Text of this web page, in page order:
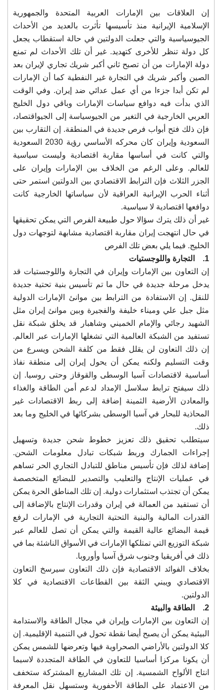
إن العلاقات بين الإمارات العربية المتحدة والجمهورية
الإسلامية الإيرانية منذ تأسيسها تأثرت بالعديد من الأحداث
الجيوسياسية والتي جعلت الدولتين في حالة استقطاب يجعل
كل دولة تنظر للأخرى كتهديد. غير أن تلك الأحداث لم تمنع
دولة الإمارات من أن تصبح ثاني أكبر شريك تجاري لإيران بعد
الصين وأكبر شريك في التجارة غير النفطية كما أن الإمارات
لم تكن أبدا جزءا من أي عمل عدائي ضد إيران. وفي الوقت
الذي بدأت فيه دوافع سياسات الإمارات وباقي دول الخليج
العربي الخارجية في التغير من الجيوسياسة إلى الجيواقتصاد،
فإن ذلك فتح أبواب فرص جديدة في المنطقة. إن التقارب بين
السعودية وإيران كان محركه الأساسي رؤية 2030 السعودية
والتي كانت في أساسها مقاربة اقتصادية وليست سياسية
للعالم. وعلى الرغم من الخلاف بين الإمارات وإيران على
الجزر الثلاث فإن الترابط الاقتصادي بين الدولتين استمر حتى
أثناء الحرب الإيرانية العراقية لأن سياساتها الخارجية كانت
دوافعها اقتصادية لا سياسية.
غير أن ذلك يترك سؤالا حول طبيعة الفرص التي يمكن تحقيقها
في حال انتهجت إيران مقاربة اقتصادية مشابهة لتوجهات دول
الخليج. فيما يلي بعض تلك الفرص
1. التجارة واللوجستيات
إن التعاون بين الإمارات وإيران في التجارة واللوجستيات قد
يدخل مرحلة جديدة في حال ما تم تأسيس بنية تحتية جديدة
للنقل. إن الاستفادة من الترابط بين موانئ الإمارات الدولية
مثل جبل علي وميناء خليفة والفجيرة وبين موانئ إيران مثل
الشهيد رجائي والإمام الخميني وشاهبار قد يخلق شبكة نقل
تستفيد من الشبكة العالمية التي تشغلها الإمارات عبر العالم.
إن ذلك التعاون لن يقلل فقط من كلفة الشحن ويسرع من
وقت التسليم ولكنه يمكن أن يحول إيران إلى منطقة نفاذ
أساسية لاقتصادات آسيا الوسطى والقوقاز وحتى روسيا. إن
ذلك سيفتح ترابط سلاسل الإمداد لدعم أمن الطاقة والغذاء
والمعادن الأرضية الثمينة إضافة إلى ربط الاقتصادات غير
المحاذية للبحار في آسيا الوسطى بشركائها في الخليج وما بعد
ذلك.
سيتطلب تحقيق ذلك تعزيز خطوط شحن جديدة وتسهيل
إجراءات الجمارك وربط شبكات تبادل معلومات الشحن.
إضافة لذلك فإن تأسيس مناطق للتبادل التجاري الحر تساهم
في عمليات الإنتاج والتعليب والتصدير للبضائع المتخصصة
يمكن أن تجتذب استثمارات دولية. إن تلك المناطق الحرة يمكن
أن تستفيد من العمالة في إيران وقدرات الإنتاج بالإضافة إلى
القدرات المالية والبنية التحتية التجارية في الإمارات لرفع
قيمة البضائع عالية القيمة والتي يمكن أن تصل للعالم عبر
شبكة التوزيع التي تمتلكها الإمارات في الأسواق الناشئة بما في
ذلك في أفريقيا وجنوب شرق آسيا وأوروبا.
بخلاف الفوائد الاقتصادية فإن ذلك التعاون سيرسخ التعاون
الاقتصادي ويبني الثقة بين القطاعات الاقتصادية في كلا
الدولتين.
2. الطاقة والبيئة
إن التعاون بين الإمارات وإيران في مجال الطاقة والاستدامة
البيئية يمكن أن يصبح أيضا نقطة تحول في التنمية الإقليمية. إن
كلا الدولتين بالأراضي الصحراوية فيها وتعرضها للشمس يمكن
أن يكونا مركزا أساسيا للتعاون في الطاقة المتجددة لاسيما
انتاج الألواح الشمسية. إن تلك المشاريع المشتركة ستخفف
من الاعتماد على الطاقة الأحفورية وستسهل نقل المعرفة